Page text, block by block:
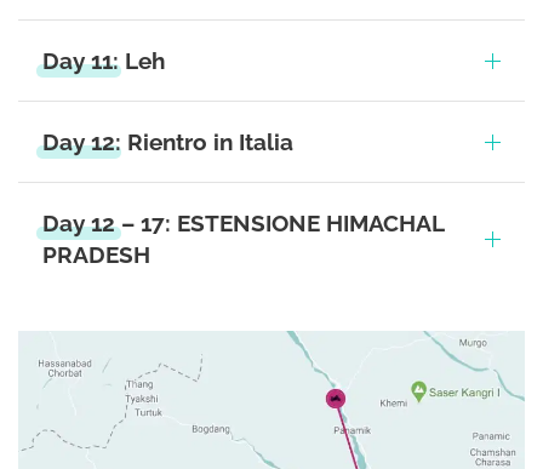
Day 11: Leh
Day 12: Rientro in Italia
Day 12 – 17: ESTENSIONE HIMACHAL
PRADESH